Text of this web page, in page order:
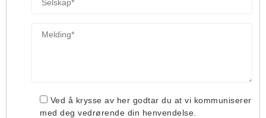
Ved å krysse av her godtar du at vi kommuniserer
med deg vedrørende din henvendelse.